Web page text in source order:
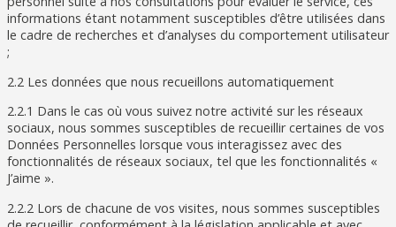
informations étant notamment susceptibles d’être utilisées dans
le cadre de recherches et d’analyses du comportement utilisateur
;
2.2 Les données que nous recueillons automatiquement
2.2.1 Dans le cas où vous suivez notre activité sur les réseaux
sociaux, nous sommes susceptibles de recueillir certaines de vos
Données Personnelles lorsque vous interagissez avec des
fonctionnalités de réseaux sociaux, tel que les fonctionnalités «
J’aime ».
2.2.2 Lors de chacune de vos visites, nous sommes susceptibles